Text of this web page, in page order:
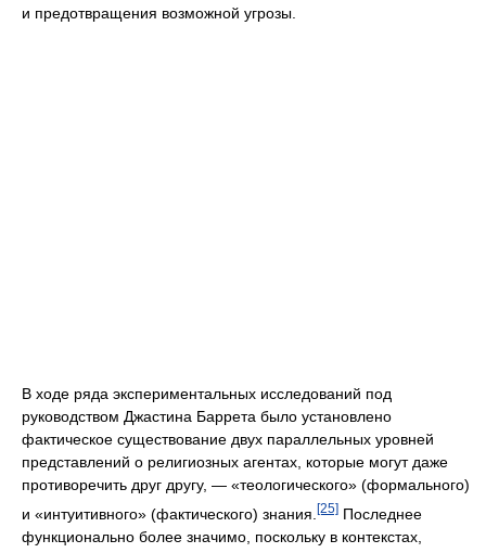
и предотвращения возможной угрозы.
В ходе ряда экспериментальных исследований под
руководством Джастина Баррета было установлено
фактическое существование двух параллельных уровней
представлений о религиозных агентах, которые могут даже
противоречить друг другу, — «теологического» (формального)
и «интуитивного» (фактического) знания. [25] Последнее
функционально более значимо, поскольку в контекстах,